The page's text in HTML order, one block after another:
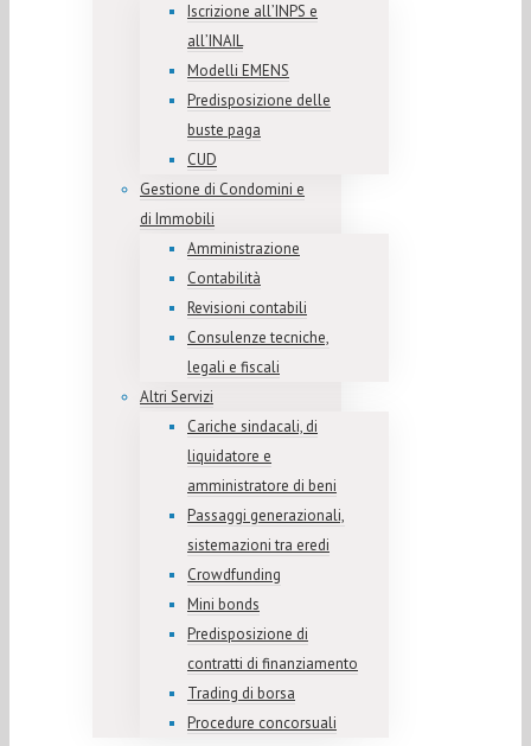
Iscrizione all’INPS e
all’INAIL
Modelli EMENS
Predisposizione delle
buste paga
CUD
Gestione di Condomini e
di Immobili
Amministrazione
Contabilità
Revisioni contabili
Consulenze tecniche,
legali e fiscali
Altri Servizi
Cariche sindacali, di
liquidatore e
amministratore di beni
Passaggi generazionali,
sistemazioni tra eredi
Crowdfunding
Mini bonds
Predisposizione di
contratti di finanziamento
Trading di borsa
Procedure concorsuali